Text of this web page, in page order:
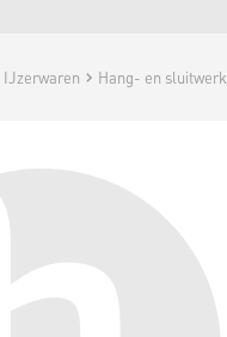
IJzerwaren Hang- en sluitwerk